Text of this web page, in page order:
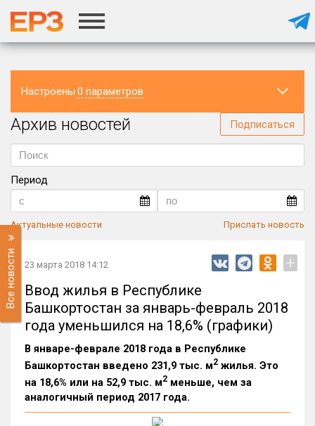
Настроены 0 параметров
Регион
Архив новостей Подписаться
Период
Актуальные новости Прислать новость
Все новости 23 марта 2018 14:12 +
Ввод жилья в Республике
Башкортостан за январь-февраль 2018
года уменьшился на 18,6% (графики)
В январе-феврале 2018 года в Республике
Башкортостан введено 231,9 тыс. м2 жилья. Это
на 18,6% или на 52,9 тыс. м2 меньше, чем за
аналогичный период 2017 года.